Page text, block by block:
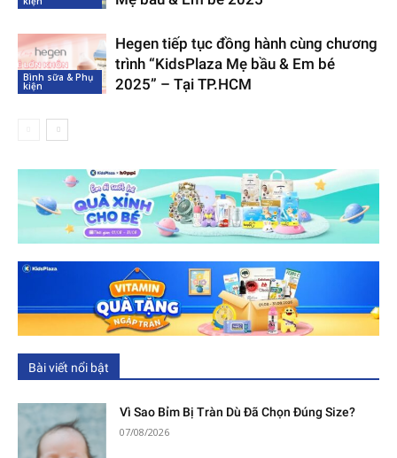
Bình sữa & Phụ
kiện
Hegen tiếp tục đồng hành cùng chương
trình “KidsPlaza Mẹ bầu & Em bé
2025” – Tại TP.HCM
Bài viết nổi bật
Vì Sao Bỉm Bị Tràn Dù Đã Chọn Đúng Size?
07/08/2026